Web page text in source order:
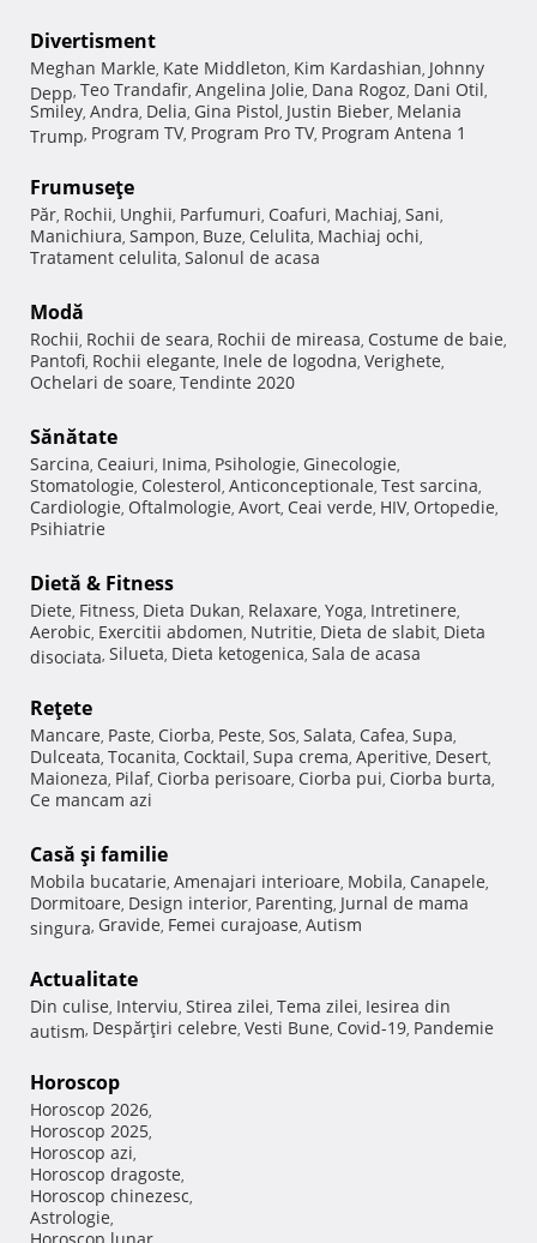
Divertisment
Meghan Markle, Kate Middleton, Kim Kardashian, Johnny
Depp, Teo Trandafir, Angelina Jolie, Dana Rogoz, Dani Otil,
Smiley, Andra, Delia, Gina Pistol, Justin Bieber, Melania
Trump, Program TV, Program Pro TV, Program Antena 1
Frumuseţe
Păr, Rochii, Unghii, Parfumuri, Coafuri, Machiaj, Sani,
Manichiura, Sampon, Buze, Celulita, Machiaj ochi,
Tratament celulita, Salonul de acasa
Modă
Rochii, Rochii de seara, Rochii de mireasa, Costume de baie,
Pantofi, Rochii elegante, Inele de logodna, Verighete,
Ochelari de soare, Tendinte 2020
Sănătate
Sarcina, Ceaiuri, Inima, Psihologie, Ginecologie,
Stomatologie, Colesterol, Anticonceptionale, Test sarcina,
Cardiologie, Oftalmologie, Avort, Ceai verde, HIV, Ortopedie,
Psihiatrie
Dietă & Fitness
Diete, Fitness, Dieta Dukan, Relaxare, Yoga, Intretinere,
Aerobic, Exercitii abdomen, Nutritie, Dieta de slabit, Dieta
disociata, Silueta, Dieta ketogenica, Sala de acasa
Reţete
Mancare, Paste, Ciorba, Peste, Sos, Salata, Cafea, Supa,
Dulceata, Tocanita, Cocktail, Supa crema, Aperitive, Desert,
Maioneza, Pilaf, Ciorba perisoare, Ciorba pui, Ciorba burta,
Ce mancam azi
Casă şi familie
Mobila bucatarie, Amenajari interioare, Mobila, Canapele,
Dormitoare, Design interior, Parenting, Jurnal de mama
singura, Gravide, Femei curajoase, Autism
Actualitate
Din culise, Interviu, Stirea zilei, Tema zilei, Iesirea din
autism, Despărţiri celebre, Vesti Bune, Covid-19, Pandemie
Horoscop
Horoscop 2026,
Horoscop 2025,
Horoscop azi,
Horoscop dragoste,
Horoscop chinezesc,
Astrologie,